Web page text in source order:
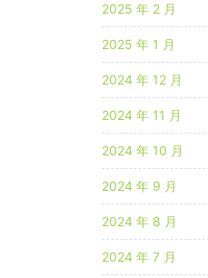
2025 年 2 月
2025 年 1 月
2024 年 12 月
2024 年 11 月
2024 年 10 月
2024 年 9 月
2024 年 8 月
2024 年 7 月